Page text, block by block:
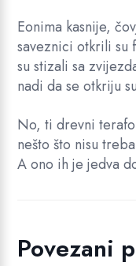
Eonima kasnije,
saveznici otkrili su
su stizali sa
nadi da se otkriju
No, ti drevni
nešto što nisu
A ono ih je jedva
Povezani